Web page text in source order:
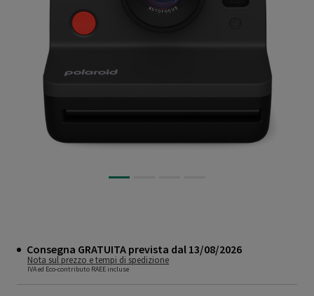
Consegna GRATUITA prevista dal 13/08/2026
Nota sul prezzo e tempi di spedizione
IVA ed Eco-contributo RAEE incluse